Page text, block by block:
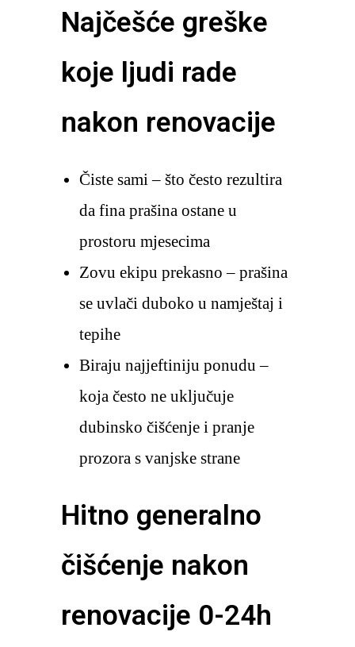
Najčešće greške
koje ljudi rade
nakon renovacije
Čiste sami – što često rezultira
da fina prašina ostane u
prostoru mjesecima
Zovu ekipu prekasno – prašina
se uvlači duboko u namještaj i
tepihe
Biraju najjeftiniju ponudu –
koja često ne uključuje
dubinsko čišćenje i pranje
prozora s vanjske strane
Hitno generalno
čišćenje nakon
renovacije 0-24h